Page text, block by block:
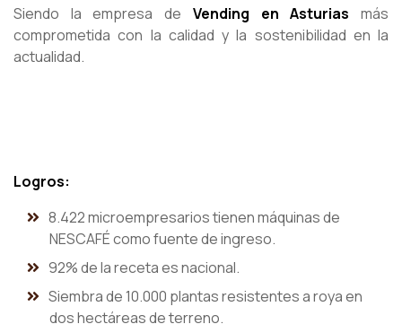
Siendo la empresa de Vending en Asturias más
comprometida con la calidad y la sostenibilidad en la
actualidad.
Logros:
8.422 microempresarios tienen máquinas de
NESCAFÉ como fuente de ingreso.
92% de la receta es nacional.
Siembra de 10.000 plantas resistentes a roya en
dos hectáreas de terreno.